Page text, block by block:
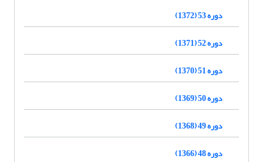
دوره 53 (1372)
دوره 52 (1371)
دوره 51 (1370)
دوره 50 (1369)
دوره 49 (1368)
دوره 48 (1366)